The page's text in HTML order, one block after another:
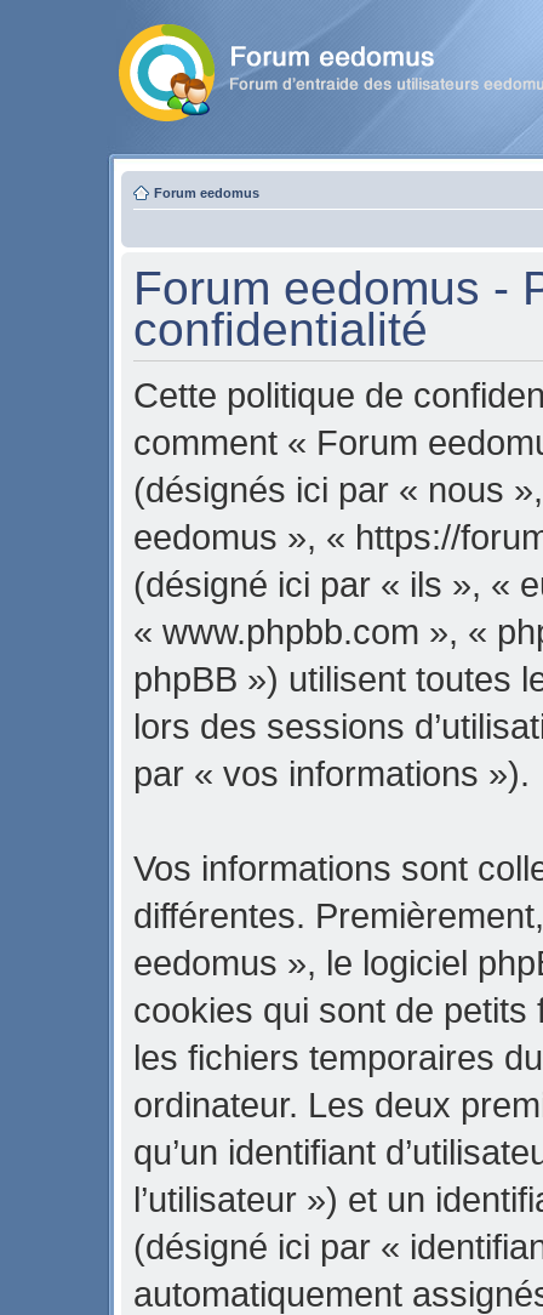
Forum eedomus
Forum eedomus -
confidentialité
Cette politique de
comment « Forum
(désignés ici par « nous
eedomus », « https://
(désigné ici par « ils », «
« www.phpbb.com », «
phpBB ») utilisent toutes
lors des sessions
par « vos informations »).
Vos informations sont
différentes.
eedomus », le logiciel
cookies qui sont de
les fichiers temporaires
ordinateur. Les deux
qu’un identifiant
l’utilisateur ») et un
(désigné ici par «
automatiquement